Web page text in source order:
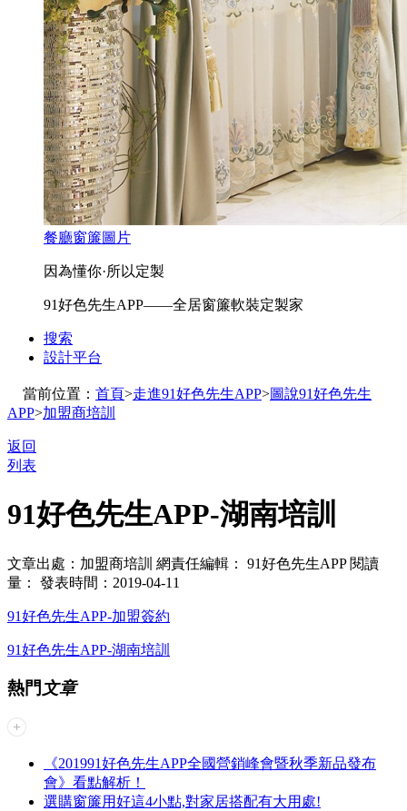
餐廳窗簾圖片
因為懂你·所以定製
91好色先生APP——全居窗簾軟裝定製家
搜索
設計平台
當前位置： 首頁>走進91好色先生APP>圖說91好色先生
APP>加盟商培訓
返回
列表
91好色先生APP-湖南培訓
文章出處：加盟商培訓 網責任編輯： 91好色先生APP 閱讀
量：
發表時間：2019-04-11
91好色先生APP-加盟簽約
91好色先生APP-湖南培訓
熱門 文章
《201991好色先生APP全國營銷峰會暨秋季新品發布
會》看點解析！
選購窗簾用好這4小點,對家居搭配有大用處!